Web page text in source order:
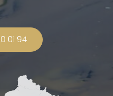
01 94